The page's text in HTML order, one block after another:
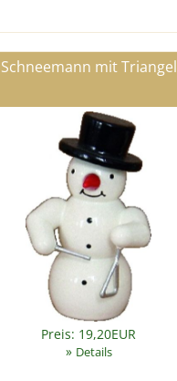
Schneemann mit Triangel
Preis: 19,20EUR
» Details